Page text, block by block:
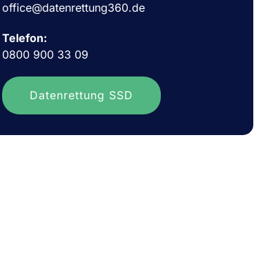
office@datenrettung360.de
Telefon:
0800 900 33 09
Datenrettung SSD